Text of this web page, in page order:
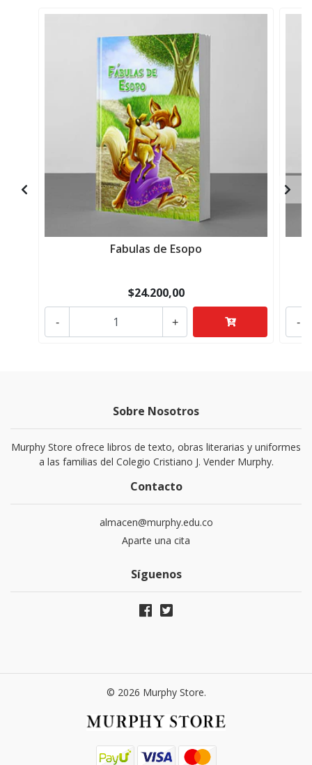
Fabulas de Esopo
$24.200,00
+
- -
Sobre Nosotros
Murphy Store ofrece libros de texto, obras literarias y uniformes
a las familias del Colegio Cristiano J. Vender Murphy.
Contacto
almacen@murphy.edu.co
Aparte una cita
Síguenos
© 2026 Murphy Store.